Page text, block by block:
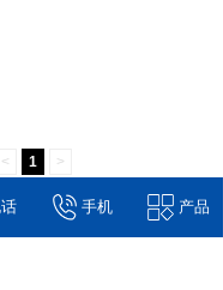
< 1 >
手机 产品